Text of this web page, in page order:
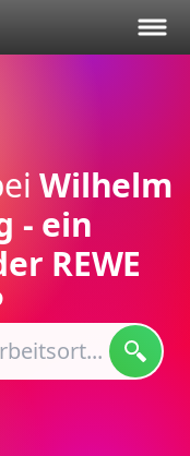
Wilhelm
- ein
REWE